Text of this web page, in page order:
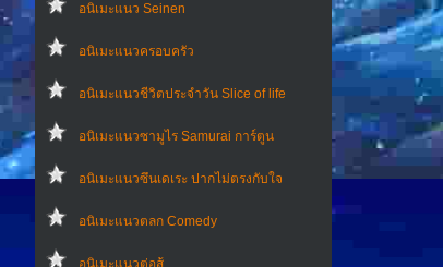
อนิเมะแนว Seinen
อนิเมะแนวครอบครัว
อนิเมะแนวชีวิตประจําวัน Slice of life
อนิเมะแนวซามูไร Samurai การ์ตูน
อนิเมะแนวซึนเดเระ ปากไม่ตรงกับใจ
อนิเมะแนวตลก Comedy
อนิเมะแนวต่อสู้